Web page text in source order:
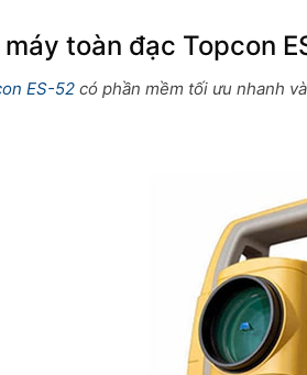
toàn đạc Topcon
ES-52 có phần mềm tối ưu nhanh